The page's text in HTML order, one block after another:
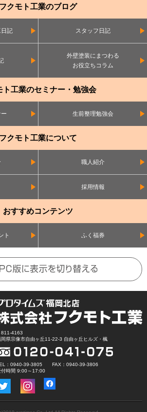
フクモト工業のブログ
日記 スタッフ日記
外壁塗装にまつわる
お役立ちコラム
ト工業のセミナー・勉強会
生前整理勉強会
フクモト工業について
職人紹介
採用情報
おすすめコンテンツ
ト ふく福券
811-4163
岡県宗像市自由ヶ丘11-22-3 自由ヶ丘ヒルズ・楓
：0940-39-3805 FAX：0940-39-3806
付時間 9:00～17:00